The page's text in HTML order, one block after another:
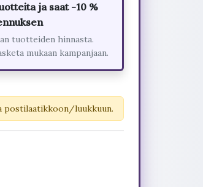
ja saat -10 %
tuotteiden hinnasta.
mukaan kampanjaan.
postilaatikkoon/luukkuun.